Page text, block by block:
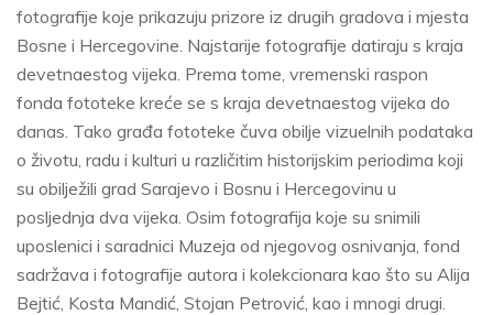
fotografije koje prikazuju prizore iz drugih gradova i mjesta
Bosne i Hercegovine. Najstarije fotografije datiraju s kraja
devetnaestog vijeka. Prema tome, vremenski raspon
fonda fototeke kreće se s kraja devetnaestog vijeka do
danas. Tako građa fototeke čuva obilje vizuelnih podataka
o životu, radu i kulturi u različitim historijskim periodima koji
su obilježili grad Sarajevo i Bosnu i Hercegovinu u
posljednja dva vijeka. Osim fotografija koje su snimili
uposlenici i saradnici Muzeja od njegovog osnivanja, fond
sadržava i fotografije autora i kolekcionara kao što su Alija
Bejtić, Kosta Mandić, Stojan Petrović, kao i mnogi drugi.